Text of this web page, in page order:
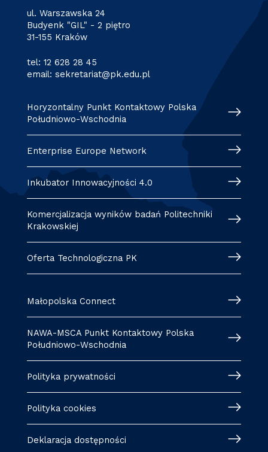
ul. Warszawska 24
Budyenk "GIL" - 2 piętro
31-155 Kraków
tel: 12 628 28 45
email: sekretariat@pk.edu.pl
Horyzontalny Punkt Kontaktowy Polska
Południowo-Wschodnia
Enterprise Europe Network
Inkubator Innowacyjności 4.0
Komercjalizacja wyników badań Politechniki
Krakowskiej
Oferta Technologiczna PK
Małopolska Connect
NAWA-MSCA Punkt Kontaktowy Polska
Południowo-Wschodnia
Polityka prywatności
Polityka cookies
Deklaracja dostępności